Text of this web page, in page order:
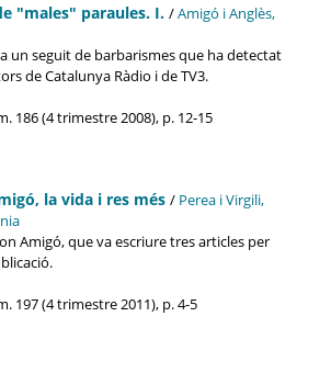
"males" paraules. I. /Amigó i Anglès,
un seguit de barbarismes que ha detectat
de Catalunya Ràdio i de TV3.
186 (4 trimestre 2008), p. 12-15
la vida i res més / Perea i Virgili,
Amigó, que va escriure tres articles per
197 (4 trimestre 2011), p. 4-5